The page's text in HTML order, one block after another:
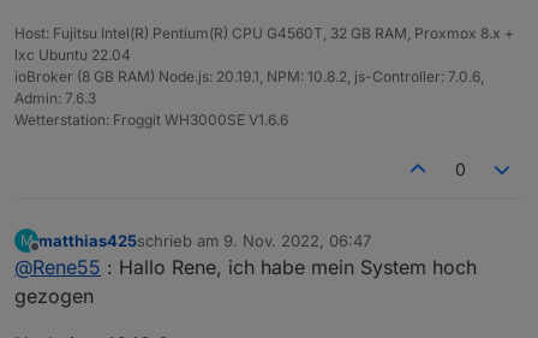
2022-11-08 18:12:04.288 - warn:
Matthias
Host: Fujitsu Intel(R) Pentium(R) CPU G4560T, 32 GB RAM, Proxmox 8.x +
lxc Ubuntu 22.04
ioBroker (8 GB RAM) Node.js: 20.19.1, NPM: 10.8.2, js-Controller: 7.0.6,
Admin: 7.6.3
Wetterstation: Froggit WH3000SE V1.6.6
0
M
Offline
matthias425schrieb am 9. Nov. 2022, 06:47
zuletzt editiert von
@Rene55 : Hallo Rene, ich habe mein System hoch
gezogen